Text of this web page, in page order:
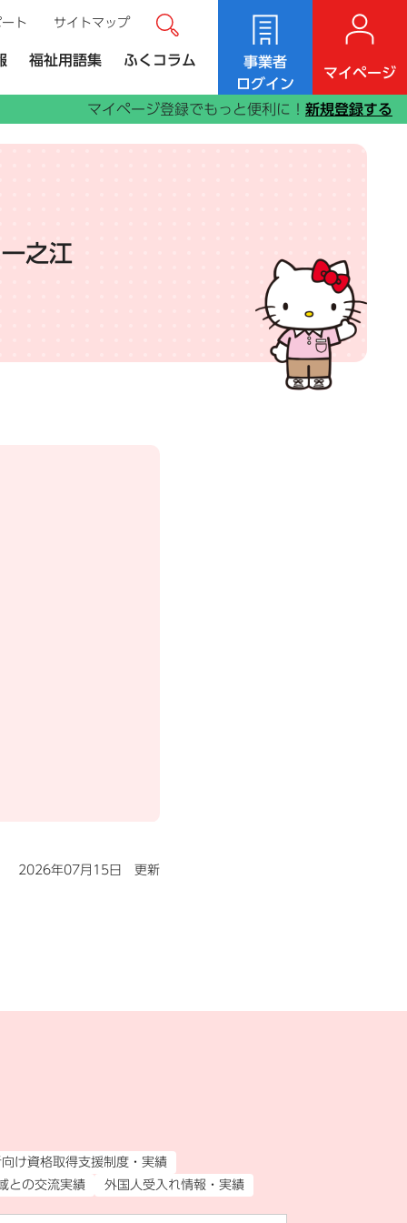
事業者
ログイン
マイページ
マイページ登録でもっと便利に！ 新規登録する
福祉用語集 ふくコラム
ク）
ト サイトマップ サイト内検索
之江
2026年07月15日 更新
け資格取得支援制度・実績
との交流実績
外国人受入れ情報・実績